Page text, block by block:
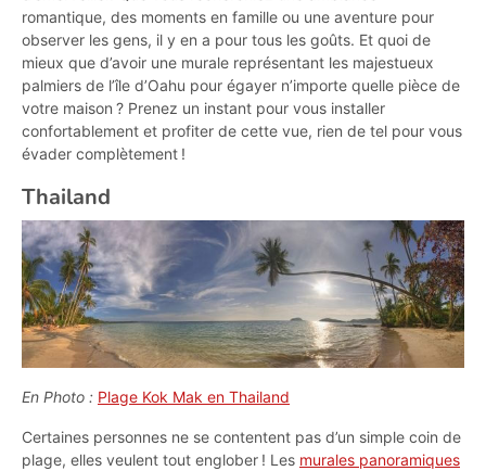
romantique, des moments en famille ou une aventure pour
observer les gens, il y en a pour tous les goûts. Et quoi de
mieux que d’avoir une murale représentant les majestueux
palmiers de l’île d’Oahu pour égayer n’importe quelle pièce de
votre maison ? Prenez un instant pour vous installer
confortablement et profiter de cette vue, rien de tel pour vous
évader complètement !
Thailand
En Photo : Plage Kok Mak en Thailand
Certaines personnes ne se contentent pas d’un simple coin de
plage, elles veulent tout englober ! Les murales panoramiques